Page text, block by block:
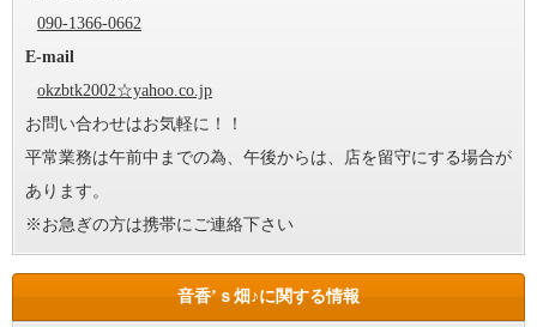
090-1366-0662
E-mail
okzbtk2002☆yahoo.co.jp
お問い合わせはお気軽に！！
平常業務は午前中までの為、午後からは、店を留守にする場合が
あります。
※お急ぎの方は携帯にご連絡下さい
音香’ｓ畑♪に関する情報